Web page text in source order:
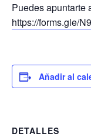
Puedes apuntarte
https://forms.gle/
Añadir al
DETALLES